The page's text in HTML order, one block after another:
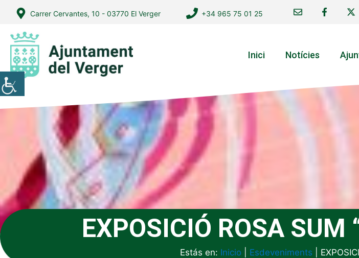
contingut
Carrer Cervantes, 10 - 03770 El Verger +34 965 75 01 25
Inici Notícies
EXPOSICIÓ ROSA SUM
Estás en: Inicio Esdeveniments